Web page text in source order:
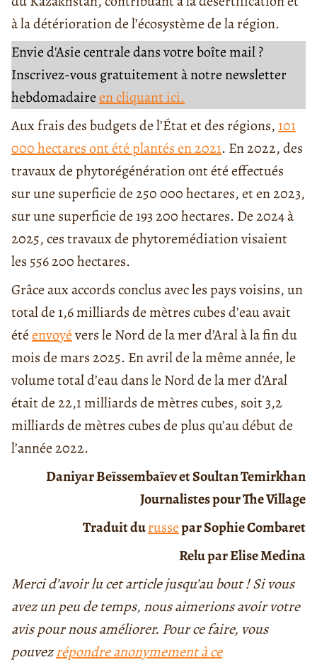
à la détérioration de l’écosystème de la région.
Envie d'Asie centrale dans votre boîte mail ?
Inscrivez-vous gratuitement à notre newsletter
hebdomadaireen cliquant ici.
Aux frais des budgets de l’État et des régions,101
000 hectares ont été plantés en 2021. En 2022, des
travaux de phytorégénération ont été effectués
sur une superficie de 250 000 hectares, et en 2023,
sur une superficie de 193 200 hectares. De 2024 à
2025, ces travaux de phytoremédiation visaient
les 556 200 hectares.
Grâce aux accords conclus avec les pays voisins, un
total de 1,6 milliards de mètres cubes d’eau avait
étéenvoyévers le Nord de la mer d’Aral à la fin du
mois de mars 2025. En avril de la même année, le
volume total d’eau dans le Nord de la mer d’Aral
était de 22,1 milliards de mètres cubes, soit 3,2
milliards de mètres cubes de plus qu’au début de
l’année 2022.
Daniyar Beïssembaïev et Soultan Temirkhan
Journalistes pour The Village
Traduit durussepar Sophie Combaret
Relu par Elise Medina
Merci d’avoir lu cet article jusqu’au bout ! Si vous
avez un peu de temps, nous aimerions avoir votre
avis pour nous améliorer. Pour ce faire, vous
pouvezrépondre anonymement à ce